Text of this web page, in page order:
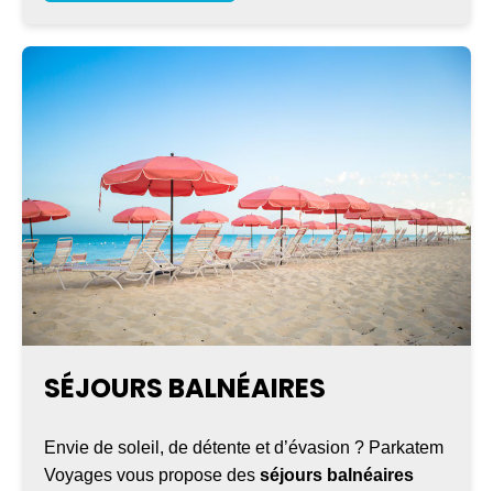
SÉJOURS BALNÉAIRES
Envie de soleil, de détente et d’évasion ? Parkatem
Voyages vous propose des séjours balnéaires